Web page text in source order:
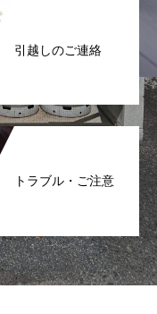
引越しのご連絡
トラブル・ご注意